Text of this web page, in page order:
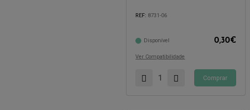
REF: 8731-06
Disponível 0,30€
Ver Compatibilidade
Comprar